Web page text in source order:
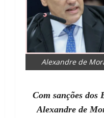
Alexandre de
Com sanções
Alexandre de